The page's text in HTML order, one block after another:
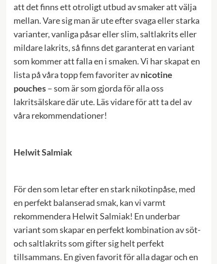
att det finns ett otroligt utbud av smaker att välja
mellan. Vare sig man är ute efter svaga eller starka
varianter, vanliga påsar eller slim, saltlakrits eller
mildare lakrits, så finns det garanterat en variant
som kommer att falla en i smaken. Vi har skapat en
lista på våra topp fem favoriter avnicotine
pouches– som är som gjorda för alla oss
lakritsälskare där ute. Läs vidare för att ta del av
våra rekommendationer!
Helwit Salmiak
För den som letar efter en stark nikotinpåse, med
en perfekt balanserad smak, kan vi varmt
rekommendera Helwit Salmiak! En underbar
variant som skapar en perfekt kombination av söt-
och saltlakrits som gifter sig helt perfekt
tillsammans. En given favorit för alla dagar och en